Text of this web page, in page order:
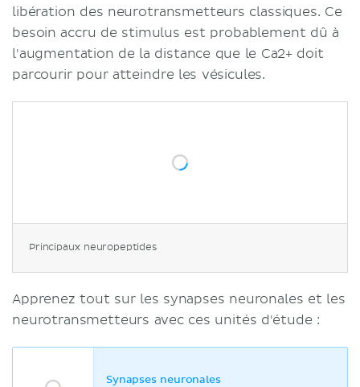
libération des neurotransmetteurs classiques. Ce
besoin accru de stimulus est probablement dû à
l'augmentation de la distance que le Ca2+ doit
parcourir pour atteindre les vésicules.
Principaux neuropeptides
Apprenez tout sur les synapses neuronales et les
neurotransmetteurs avec ces unités d'étude :
Synapses neuronales